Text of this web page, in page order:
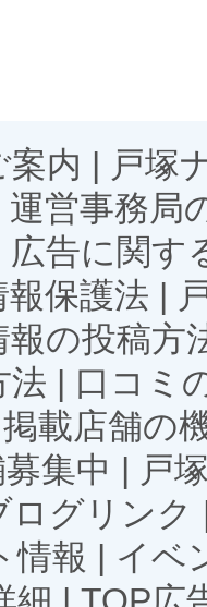
案内 | 戸塚
運営事務局
広告に関す
保護法 |
報の投稿方
法 | 口コミ
掲載店舗の
集中 | 戸
グリンク
情報 | イベ